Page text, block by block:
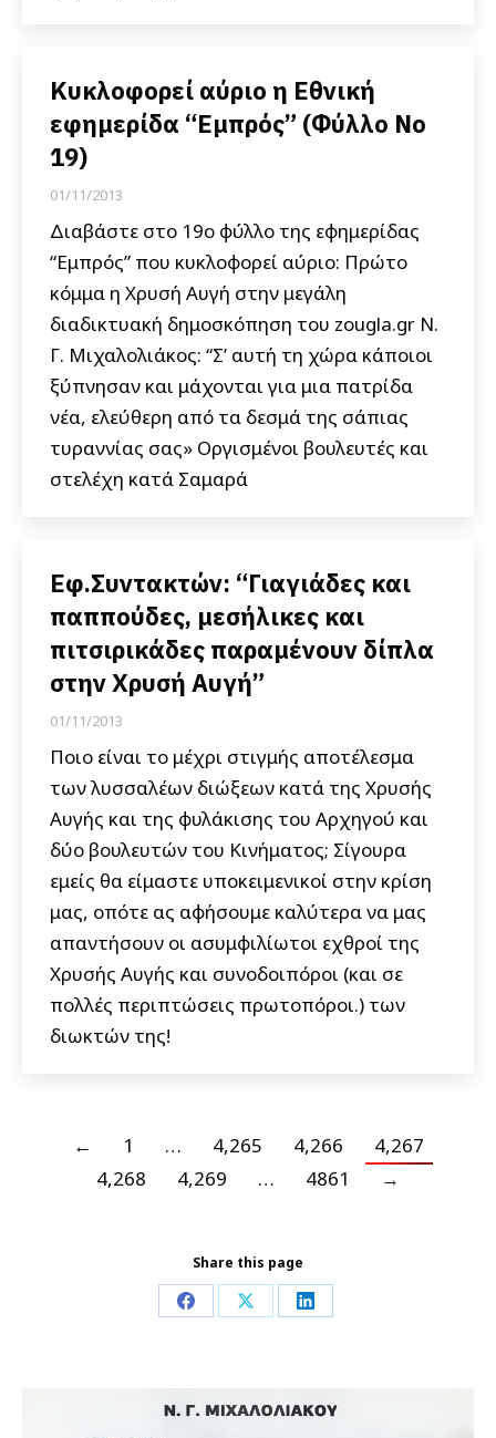
Κυκλοφορεί αύριο η Εθνική
εφημερίδα “Εμπρός” (Φύλλο Νο
19)
01/11/2013
Διαβάστε στο 19ο φύλλο της εφημερίδας
“Εμπρός” που κυκλοφορεί αύριο: Πρώτο
κόμμα η Χρυσή Αυγή στην μεγάλη
διαδικτυακή δημοσκόπηση του zougla.gr Ν.
Γ. Μιχαλολιάκος: “Σ’ αυτή τη χώρα κάποιοι
ξύπνησαν και μάχονται για μια πατρίδα
νέα, ελεύθερη από τα δεσμά της σάπιας
τυραννίας σας» Οργισμένοι βουλευτές και
στελέχη κατά Σαμαρά
Εφ.Συντακτών: “Γιαγιάδες και
παππούδες, μεσήλικες και
πιτσιρικάδες παραμένουν δίπλα
στην Χρυσή Αυγή”
01/11/2013
Ποιο είναι το μέχρι στιγμής αποτέλεσμα
των λυσσαλέων διώξεων κατά της Χρυσής
Αυγής και της φυλάκισης του Αρχηγού και
δύο βουλευτών του Κινήματος; Σίγουρα
εμείς θα είμαστε υποκειμενικοί στην κρίση
μας, οπότε ας αφήσουμε καλύτερα να μας
απαντήσουν οι ασυμφιλίωτοι εχθροί της
Χρυσής Αυγής και συνοδοιπόροι (και σε
πολλές περιπτώσεις πρωτοπόροι.) των
διωκτών της!
← 1 … 4,265 4,266
4,267
4,268
4,269 … 4861 →
Share this page
Share Share Share